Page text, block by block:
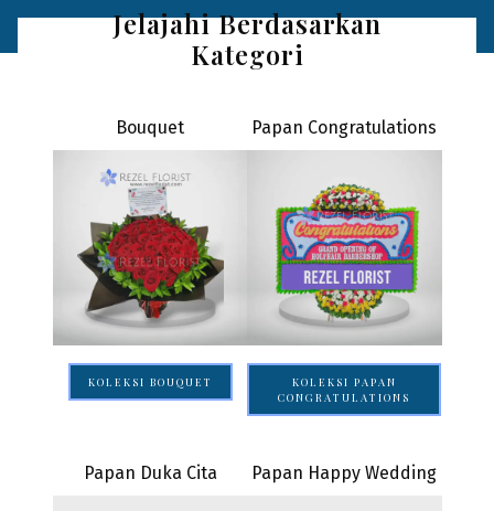
Jelajahi Berdasarkan
Kategori
Bouquet
KOLEKSI BOUQUET
Papan Congratulations
KOLEKSI PAPAN
CONGRATULATIONS
Papan Duka Cita Papan Happy Wedding